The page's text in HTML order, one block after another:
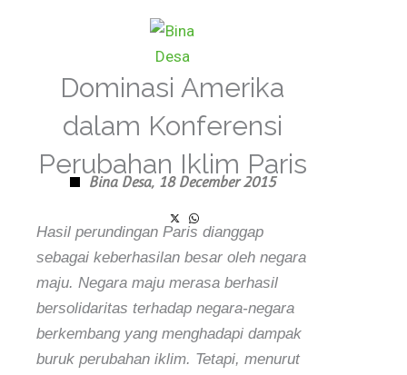
Dominasi Amerika
dalam Konferensi
Perubahan Iklim Paris
Bina Desa, 18 December 2015
Hasil perundingan Paris dianggap
sebagai keberhasilan besar oleh negara
maju. Negara maju merasa berhasil
bersolidaritas terhadap negara-negara
berkembang yang menghadapi dampak
buruk perubahan iklim. Tetapi, menurut